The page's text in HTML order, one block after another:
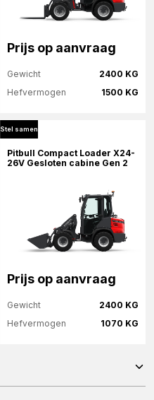
Prijs op aanvraag
2400 KG
Gewicht
1500 KG
Hefvermogen
Stel samen
Pitbull Compact Loader X24-
26V Gesloten cabine Gen 2
Prijs op aanvraag
2400 KG
Gewicht
1070 KG
Hefvermogen